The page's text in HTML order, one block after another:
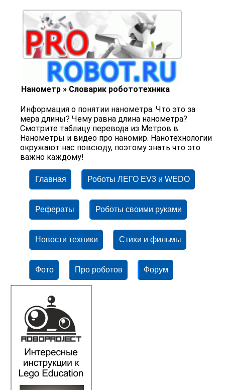
Нанометр » Словарик робототехника
Информация о понятии нанометра. Что это за
мера длины? Чему равна длина нанометра?
Смотрите таблицу перевода из Метров в
Нанометры и видео про наномир. Нанотехнологии
окружают нас повсюду, поэтому знать что это
важно каждому!
Главная Роботы ЛЕГО EV3 и WEDO
Рефераты Роботы своими руками
Новости техники Стихи и фильмы
Фото Про роботов Форум